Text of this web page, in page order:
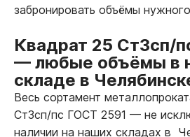
забронировать объёмы
Квадрат 25 Ст3сп/
— любые объёмы в
складе в
Весь сортамент
Ст3сп/пс ГОСТ 2591 — не
наличии на наших складах в